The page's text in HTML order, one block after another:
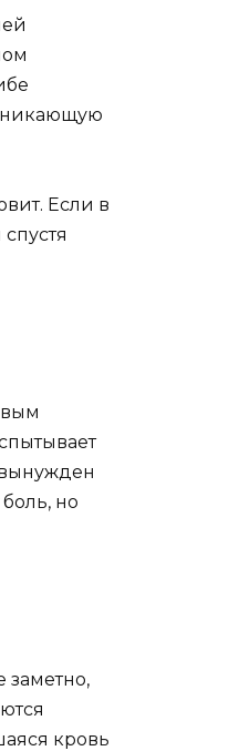
Если в
но
заметно,
кровь